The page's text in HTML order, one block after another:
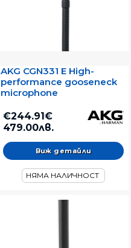
AKG CGN331 E High-
performance gooseneck
microphone
€244.91€
479.00лв.
Виж детайли
НЯМА НАЛИЧНОСТ